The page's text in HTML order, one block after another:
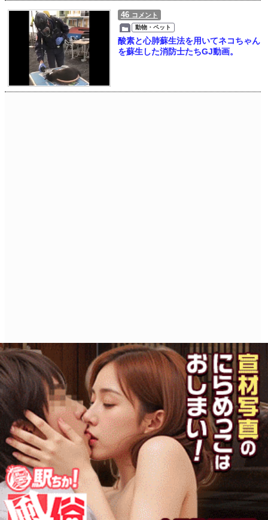
46 コメント
動物・ペット
酸素と心肺蘇生法を用いてネコちゃん
を蘇生した消防士たちGJ動画。